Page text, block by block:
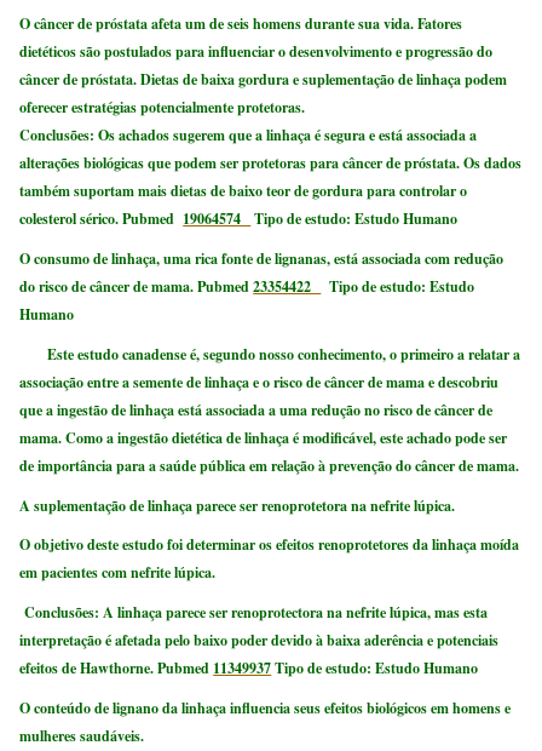
O câncer de próstata afeta um de seis homens durante sua vida. Fatores
dietéticos são postulados para influenciar o desenvolvimento e progressão do
câncer de próstata. Dietas de baixa gordura e suplementação de linhaça podem
oferecer estratégias potencialmente protetoras.
Conclusões: Os achados sugerem que a linhaça é segura e está associada a
alterações biológicas que podem ser protetoras para câncer de próstata. Os dados
também suportam mais dietas de baixo teor de gordura para controlar o
colesterol sérico. Pubmed 19064574
Tipo de estudo: Estudo Humano
O consumo de linhaça, uma rica fonte de lignanas, está associada com redução
do risco de câncer de mama.Pubmed23354422
Tipo de estudo: Estudo
Humano
Este estudo canadense é, segundo nosso conhecimento, o primeiro a relatar a
associação entre a semente de linhaça e o risco de câncer de mama e descobriu
que a ingestão de linhaça está associada a uma redução no risco de câncer de
mama.Como a ingestão dietética de linhaça é modificável, este achado pode ser
de importância para a saúde pública em relação à prevenção do câncer de mama.
A suplementação de linhaça parece ser renoprotetora na nefrite lúpica.
O objetivo deste estudo foi determinar os efeitos renoprotetores da linhaça moída
em pacientes com nefrite lúpica.
Conclusões: A linhaça parece ser renoprotectora na nefrite lúpica, mas esta
interpretação é afetada pelo baixo poder devido à baixa aderência e potenciais
efeitos de Hawthorne. Pubmed 11349937Tipo de estudo: Estudo Humano
O conteúdo de lignano da linhaça influencia seus efeitos biológicos em homens e
mulheres saudáveis.